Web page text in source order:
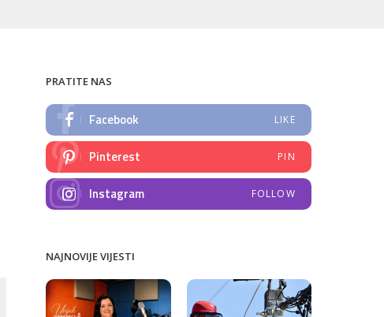
PRATITE NAS
Facebook LIKE
Pinterest PIN
Instagram FOLLOW
NAJNOVIJE VIJESTI